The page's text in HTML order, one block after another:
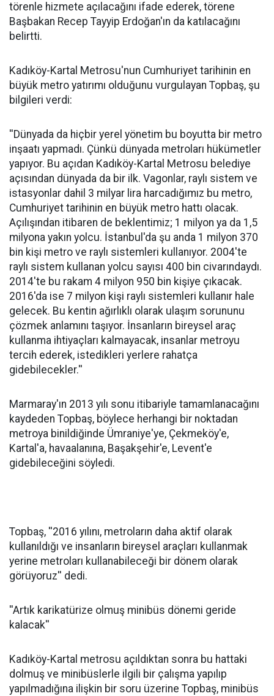
törenle hizmete açılacağını ifade ederek, törene
Başbakan Recep Tayyip Erdoğan'ın da katılacağını
belirtti.
Kadıköy-Kartal Metrosu'nun Cumhuriyet tarihinin en
büyük metro yatırımı olduğunu vurgulayan Topbaş, şu
bilgileri verdi:
''Dünyada da hiçbir yerel yönetim bu boyutta bir metro
inşaatı yapmadı. Çünkü dünyada metroları hükümetler
yapıyor. Bu açıdan Kadıköy-Kartal Metrosu belediye
açısından dünyada da bir ilk. Vagonlar, raylı sistem ve
istasyonlar dahil 3 milyar lira harcadığımız bu metro,
Cumhuriyet tarihinin en büyük metro hattı olacak.
Açılışından itibaren de beklentimiz; 1 milyon ya da 1,5
milyona yakın yolcu. İstanbul'da şu anda 1 milyon 370
bin kişi metro ve raylı sistemleri kullanıyor. 2004'te
raylı sistem kullanan yolcu sayısı 400 bin civarındaydı.
2014'te bu rakam 4 milyon 950 bin kişiye çıkacak.
2016'da ise 7 milyon kişi raylı sistemleri kullanır hale
gelecek. Bu kentin ağırlıklı olarak ulaşım sorununu
çözmek anlamını taşıyor. İnsanların bireysel araç
kullanma ihtiyaçları kalmayacak, insanlar metroyu
tercih ederek, istedikleri yerlere rahatça
gidebilecekler.''
Marmaray'ın 2013 yılı sonu itibariyle tamamlanacağını
kaydeden Topbaş, böylece herhangi bir noktadan
metroya binildiğinde Ümraniye'ye, Çekmeköy'e,
Kartal'a, havaalanına, Başakşehir'e, Levent'e
gidebileceğini söyledi.
Topbaş, ''2016 yılını, metroların daha aktif olarak
kullanıldığı ve insanların bireysel araçları kullanmak
yerine metroları kullanabileceği bir dönem olarak
görüyoruz'' dedi.
''Artık karikatürize olmuş minibüs dönemi geride
kalacak''
Kadıköy-Kartal metrosu açıldıktan sonra bu hattaki
dolmuş ve minibüslerle ilgili bir çalışma yapılıp
yapılmadığına ilişkin bir soru üzerine Topbaş, minibüs